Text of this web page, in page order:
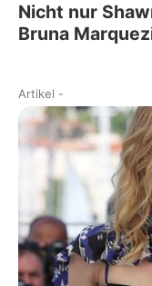
Nicht nur
Bruna
Artikel -